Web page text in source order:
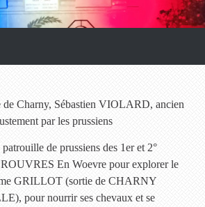
de Charny, Sébastien VIOLARD, ancien
par les prussiens
de prussiens des 1er et 2°
ROUVRES En Woevre pour explorer le
GRILLOT (sortie de CHARNY
pour nourrir ses chevaux et se